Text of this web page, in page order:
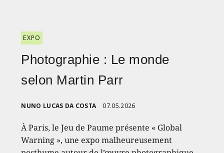
EXPO
Photographie : Le monde
selon Martin Parr
NUNO LUCAS DA COSTA 07.05.2026
À Paris, le Jeu de Paume présente « Global
Warning », une expo malheureusement